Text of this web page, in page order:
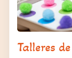
Talleres